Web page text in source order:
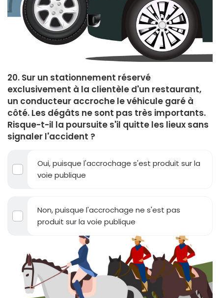
20. Sur un stationnement réservé
exclusivement à la clientèle d'un restaurant,
un conducteur accroche le véhicule garé à
côté. Les dégâts ne sont pas très importants.
Risque-t-il la poursuite s'il quitte les lieux sans
signaler l'accident ?
Oui, puisque l'accrochage s'est produit sur la
voie publique
Non, puisque l'accrochage ne s'est pas
produit sur la voie publique